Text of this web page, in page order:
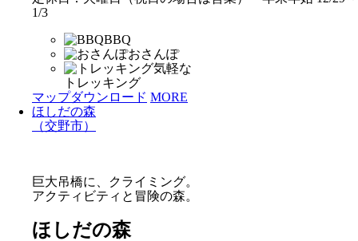
1/3
BBQ
おさんぽ
気軽な
トレッキング
マップダウンロード MORE
ほしだの森
（交野市）
巨大吊橋に、クライミング。
アクティビティと冒険の森。
ほしだの森